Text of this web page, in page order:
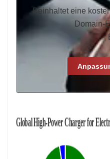
Beinhaltet eine
Domain-